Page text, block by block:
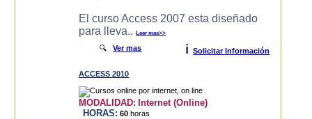
El curso Access 2007 esta diseñado
para lleva..Leer mas>>
🔍Ver mas i Solicitar Información
ACCESS 2010
MODALIDAD: Internet (Online)
HORAS: 60 horas